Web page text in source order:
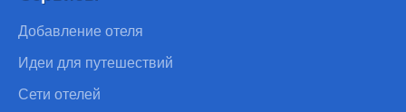
Добавление отеля
Идеи для путешествий
Сети отелей